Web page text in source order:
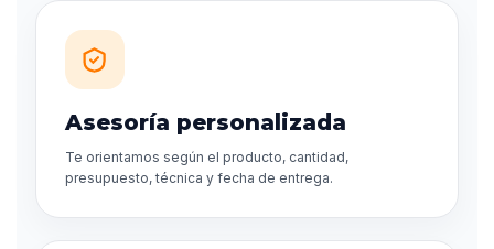
Asesoría personalizada
Te orientamos según el producto, cantidad,
presupuesto, técnica y fecha de entrega.